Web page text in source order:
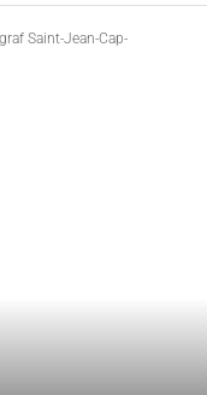
Saint-Jean-Cap-Ferrat